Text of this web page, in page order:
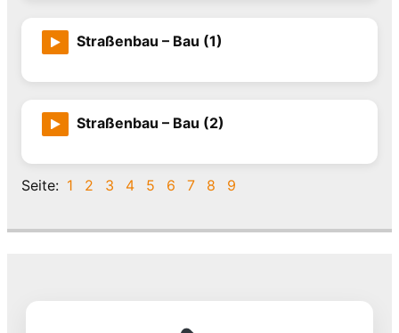
Straßenbau – Bau (1)
Straßenbau – Bau (2)
Seite: 1 2 3 4 5 6 7 8 9